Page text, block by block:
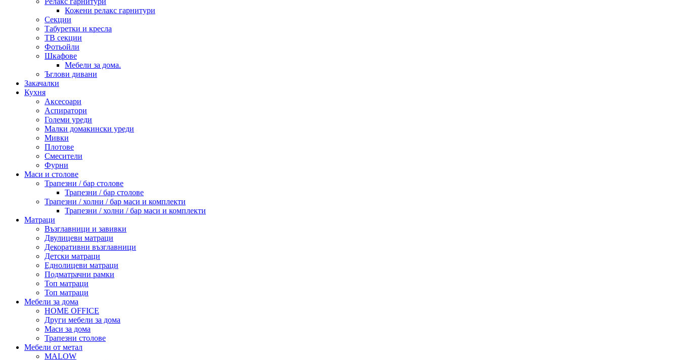
Кожени релакс гарнитури
Секции
Табуретки и кресла
ТВ секции
Фотьойли
Шкафове
Мебели за дома.
Ъглови дивани
Закачалки
Кухня
Аксесоари
Аспиратори
Големи уреди
Малки домакински уреди
Мивки
Плотове
Смесители
Фурни
Маси и столове
Трапезни / бар столове
Трапезни / бар столове
Трапезни / холни / бар маси и комплекти
Трапезни / холни / бар маси и комплекти
Матраци
Възглавници и завивки
Двулицеви матраци
Декоративни възглавници
Детски матраци
Еднолицеви матраци
Подматрачни рамки
Топ матраци
Топ матраци
Мебели за дома
HOME OFFICE
Други мебели за дома
Маси за дома
Трапезни столове
Мебели от метал
MALOW